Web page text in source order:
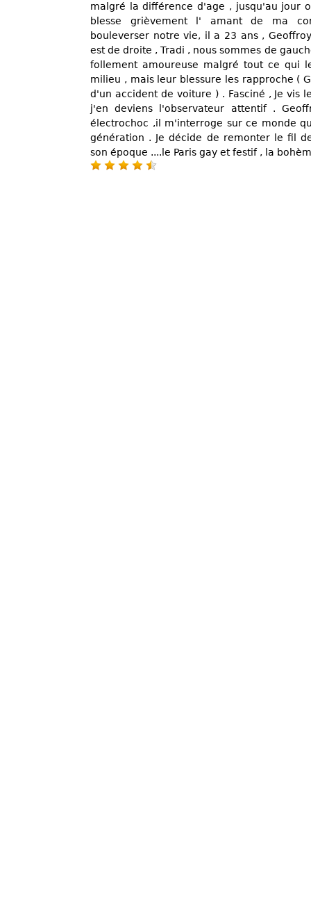
malgré la différence d'age , jusqu'au jour
blesse grièvement l' amant de ma
bouleverser notre vie, il a 23 ans ,
est de droite , Tradi , nous sommes de
follement amoureuse malgré tout ce qui
milieu , mais leur blessure les rapproche (
d'un accident de voiture ) . Fasciné , Je vis
j'en deviens l'observateur attentif .
électrochoc ,il m'interroge sur ce monde
génération . Je décide de remonter le fil
son époque ....le Paris gay et festif , la